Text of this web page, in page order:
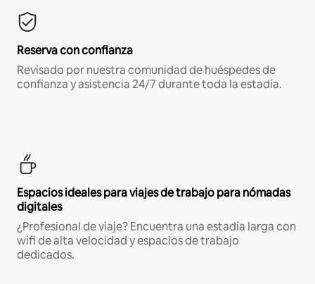
Reserva con confianza
Revisado por nuestra comunidad de huéspedes de
confianza y asistencia 24/7 durante toda la estadía.
Espacios ideales para viajes de trabajo para nómadas
digitales
¿Profesional de viaje? Encuentra una estadía larga con
wifi de alta velocidad y espacios de trabajo
dedicados.